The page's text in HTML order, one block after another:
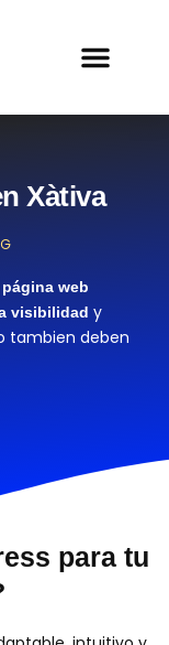
Xàtiva
web
visibilidad y
tambien deben
para tu